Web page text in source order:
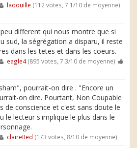
ladouille (112 votes, 7.1/10 de moyenne)
different qui nous montre que si
sud, la ségrégation a disparu, il reste
dans les tetes et dans les coeurs.
eagle4(895 votes, 7.3/10 de moyenne)
pourrait-on dire . "Encore un
on dire. Pourtant, Non Coupable
de conscience et c'est sans doute le
le lecteur s'implique le plus dans le
claireRed (173 votes, 8/10 de moyenne)